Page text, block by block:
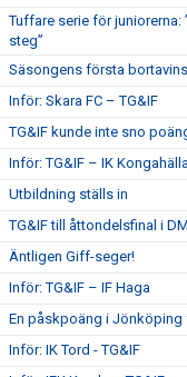
Tuffare serie för
steg”
Säsongens första
Inför: Skara FC – TG&IF
TG&IF kunde inte sno
Inför: TG&IF – IK
Utbildning ställs in
TG&IF till åttondelsfinal i DM
Äntligen Giff-seger!
Inför: TG&IF – IF Haga
En påskpoäng i Jönköping
Inför: IK Tord - TG&IF